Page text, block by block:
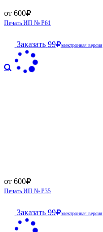
от 600
Печать ИП № Р61
Заказать 99 электронная версия
от 600
Печать ИП № Р35
Заказать 99 электронная версия